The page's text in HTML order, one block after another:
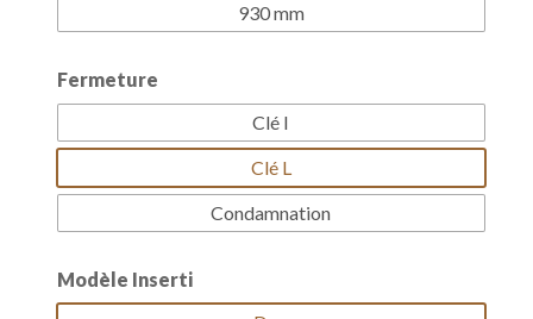
930 mm
Fermeture
Clé I
Clé L
Condamnation
Modèle Inserti